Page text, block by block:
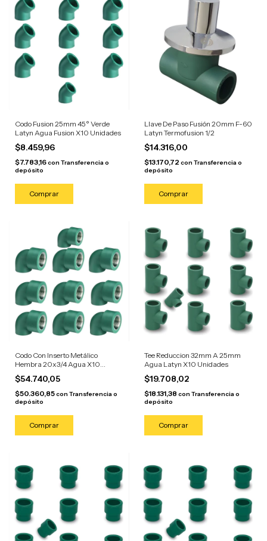
Codo Fusion 25mm 45° Verde
Latyn Agua Fusion X10 Unidades
$8.459,96
$7.783,16con Transferencia o
depósito
Llave De Paso Fusión 20mm F-60
Latyn Termofusion 1/2
$14.316,00
$13.170,72 con Transferencia o
depósito
Codo Con Inserto Metálico
Hembra 20x3/4 Agua X10
Unidades
$54.740,05
$50.360,85con Transferencia o
depósito
Tee Reduccion 32mm A 25mm
Agua Latyn X10 Unidades
$19.708,02
$18.131,38 con Transferencia o
depósito